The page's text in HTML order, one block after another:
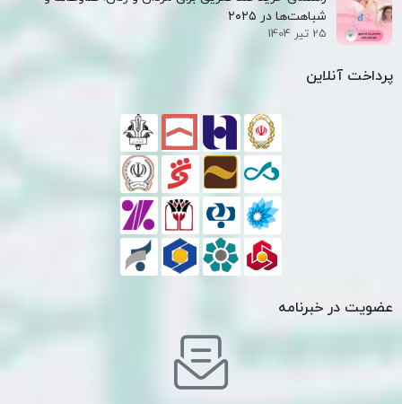
شباهت‌ها در ۲۰۲۵
25 تیر 1404
پرداخت آنلاین
عضویت در خبرنامه